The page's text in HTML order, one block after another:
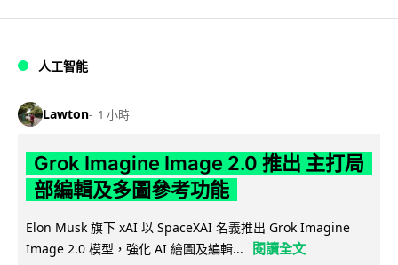
人工智能
Lawton 1 小時
Grok Imagine Image 2.0 推出 主打局
部編輯及多圖參考功能
Elon Musk 旗下 xAI 以 SpaceXAI 名義推出 Grok Imagine
Image 2.0 模型，強化 AI 繪圖及編輯...
閱讀全文